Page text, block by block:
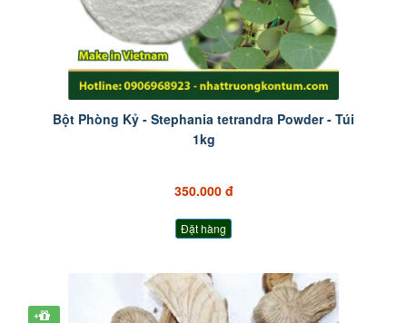
Bột Phòng Kỷ - Stephania tetrandra Powder - Túi
1kg
350.000 đ
Đặt hàng
+